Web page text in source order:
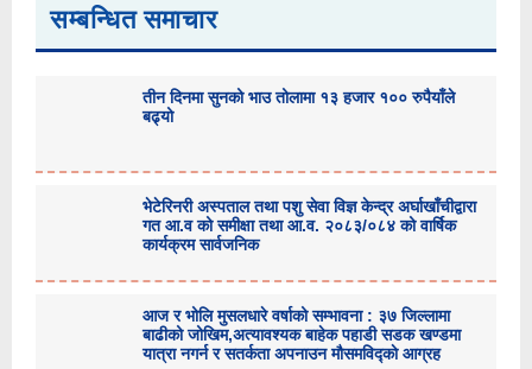
सम्बन्धित समाचार
तीन दिनमा सुनको भाउ तोलामा १३ हजार १०० रुपैयाँले
बढ्यो
भेटेरिनरी अस्पताल तथा पशु सेवा विज्ञ केन्द्र अर्घाखाँचीद्वारा
गत आ.व को समीक्षा तथा आ.व. २०८३/०८४ को वार्षिक
कार्यक्रम सार्वजनिक
आज र भोलि मुसलधारे वर्षाको सम्भावना : ३७ जिल्लामा
बाढीको जोखिम,अत्यावश्यक बाहेक पहाडी सडक खण्डमा
यात्रा नगर्न र सतर्कता अपनाउन मौसमविद्काे आग्रह